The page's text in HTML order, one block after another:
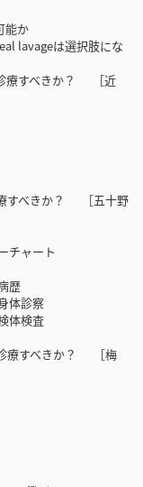
か
lavageは選択肢にな
療すべきか？ ［近
すべきか？ ［五十野
ャート
歴
体診察
体検査
療すべきか？ ［梅